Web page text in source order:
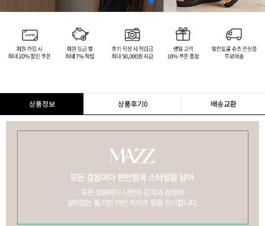
상품정보 상품후기0 배송교환